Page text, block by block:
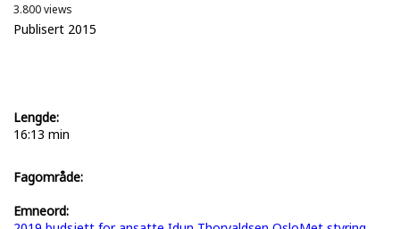
3.800 views
Publisert 2015
Lengde:
16:13 min
Fagområde:
Emneord: